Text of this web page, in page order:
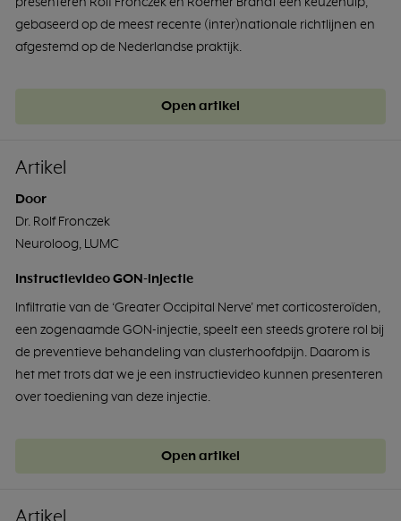
gebaseerd op de meest recente (inter)nationale richtlijnen en
afgestemd op de Nederlandse praktijk.
Open artikel
Artikel
Door
Dr. Rolf Fronczek
Neuroloog, LUMC
Instructievideo GON-injectie
Infiltratie van de ‘Greater Occipital Nerve’ met corticosteroïden,
een zogenaamde GON-injectie, speelt een steeds grotere rol bij
de preventieve behandeling van clusterhoofdpijn. Daarom is
het met trots dat we je een instructievideo kunnen presenteren
over toediening van deze injectie.
Open artikel